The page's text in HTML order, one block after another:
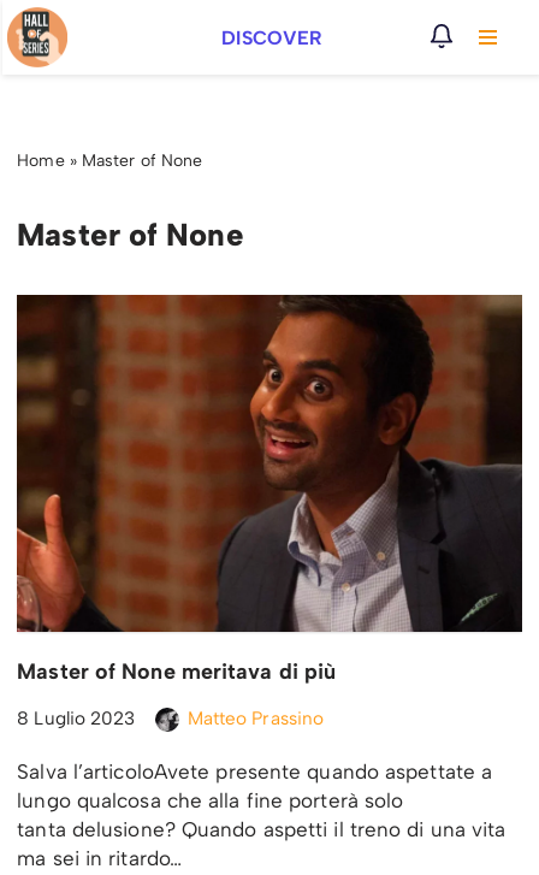
Vai
DISCOVER
Home» Master of None
Master of None
Master of None meritava di più
8 Luglio 2023 Matteo Prassino
Salva l’articoloAvete presente quando aspettate a
lungo qualcosa che alla fine porterà solo
tanta delusione? Quando aspetti il treno di una vita
ma sei in ritardo…